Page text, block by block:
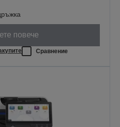
повече
Сравнение